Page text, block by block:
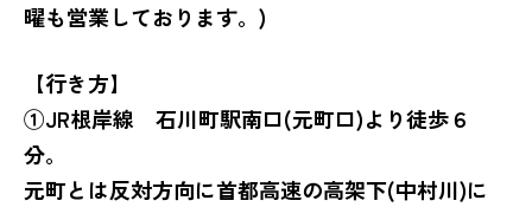
曜も営業しております。)
【行き方】
①JR根岸線 石川町駅南口(元町口)より徒歩６
分。
元町とは反対方向に首都高速の高架下(中村川)に